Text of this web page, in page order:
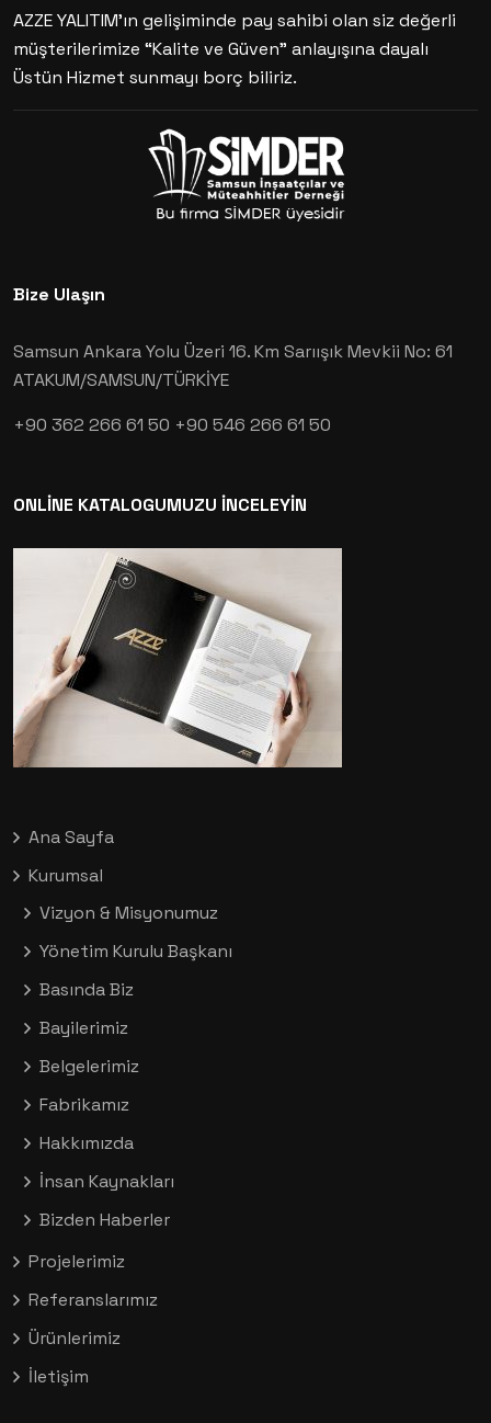
AZZE YALITIM’ın gelişiminde pay sahibi olan siz değerli
müşterilerimize “Kalite ve Güven” anlayışına dayalı
Üstün Hizmet sunmayı borç biliriz.
Bize Ulaşın
Samsun Ankara Yolu Üzeri 16. Km Sarıışık Mevkii No: 61
ATAKUM/SAMSUN/TÜRKİYE
+90 362 266 61 50 +90 546 266 61 50
ONLİNE KATALOGUMUZU İNCELEYİN
Ana Sayfa
Kurumsal
Vizyon & Misyonumuz
Yönetim Kurulu Başkanı
Basında Biz
Bayilerimiz
Belgelerimiz
Fabrikamız
Hakkımızda
İnsan Kaynakları
Bizden Haberler
Projelerimiz
Referanslarımız
Ürünlerimiz
İletişim